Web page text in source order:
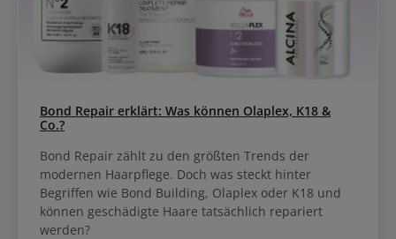
Bond Repair erklärt: Was können Olaplex, K18 &
Co.?
Bond Repair zählt zu den größten Trends der
modernen Haarpflege. Doch was steckt hinter
Begriffen wie Bond Building, Olaplex oder K18 und
können geschädigte Haare tatsächlich repariert
werden?